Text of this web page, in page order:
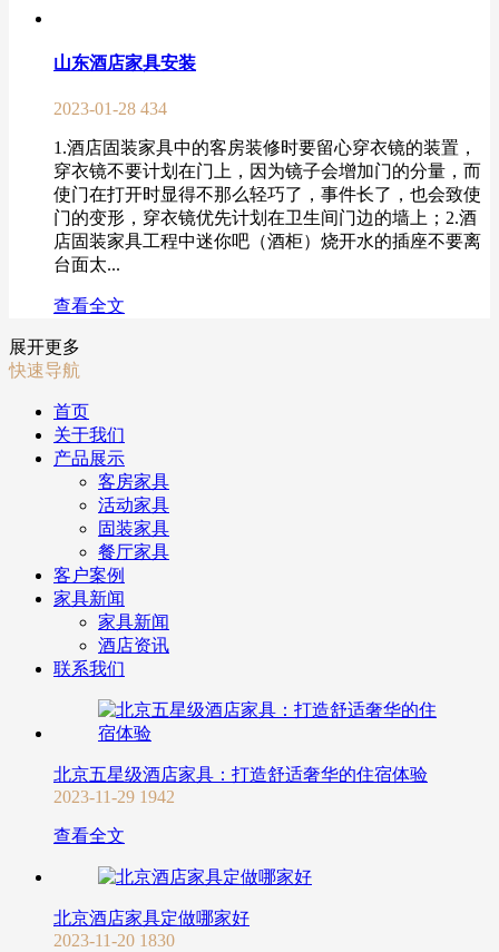
山东酒店家具安装
2023-01-28 434
1.酒店固装家具中的客房装修时要留心穿衣镜的装置，
穿衣镜不要计划在门上，因为镜子会增加门的分量，而
使门在打开时显得不那么轻巧了，事件长了，也会致使
门的变形，穿衣镜优先计划在卫生间门边的墙上；2.酒
店固装家具工程中迷你吧（酒柜）烧开水的插座不要离
台面太...
查看全文
展开更多
快速导航
首页
关于我们
产品展示
客房家具
活动家具
固装家具
餐厅家具
客户案例
家具新闻
家具新闻
酒店资讯
联系我们
北京五星级酒店家具：打造舒适奢华的住宿体验
2023-11-29 1942
查看全文
北京酒店家具定做哪家好
2023-11-20 1830